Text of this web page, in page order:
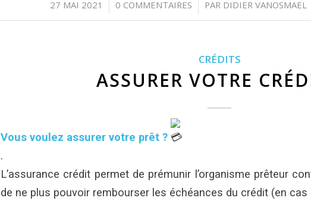
27 MAI 2021
/ 0 COMMENTAIRES
/ PAR DIDIER VANOSMAEL
CRÉDITS
ASSURER VOTRE
Vous voulez assurer votre prêt ?
.
L’assurance crédit permet de prémunir l’organisme prêteur
de ne plus pouvoir rembourser les échéances du crédit (en cas